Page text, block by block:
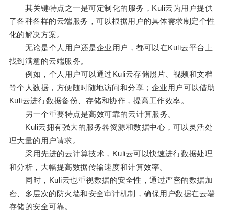
其关键特点之一是可定制化的服务，Kuli云为用户提供
了各种各样的云端服务，可以根据用户的具体需求制定个性
化的解决方案。
无论是个人用户还是企业用户，都可以在Kuli云平台上
找到满意的云端服务。
例如，个人用户可以通过Kuli云存储照片、视频和文档
等个人数据，方便随时随地访问和分享；企业用户可以借助
Kuli云进行数据备份、存储和协作，提高工作效率。
另一个重要特点是高效可靠的云计算服务。
Kuli云拥有强大的服务器资源和数据中心，可以灵活处
理大量的用户请求。
采用先进的云计算技术，Kuli云可以快速进行数据处理
和分析，大幅提高数据传输速度和计算效率。
同时，Kuli云也重视数据的安全性，通过严密的数据加
密、多层次的防火墙和安全审计机制，确保用户数据在云端
存储的安全可靠。